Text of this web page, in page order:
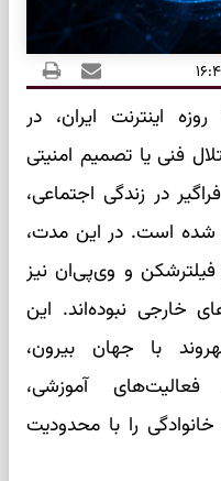
قطع 74 روزه اینترنت ایران، در
فنی یا تصمیم امنیتی
در زندگی اجتماعی،
شده است. در این مدت،
فیلترشکن و وی‌پی‌ان نیز
خارجی نبوده‌اند. این
با جهان بیرون،
آموزشی،
را با محدودیت